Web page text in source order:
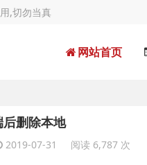
,切勿当真
网站首页
删除本地
2019-07-31 阅读 6,787 次